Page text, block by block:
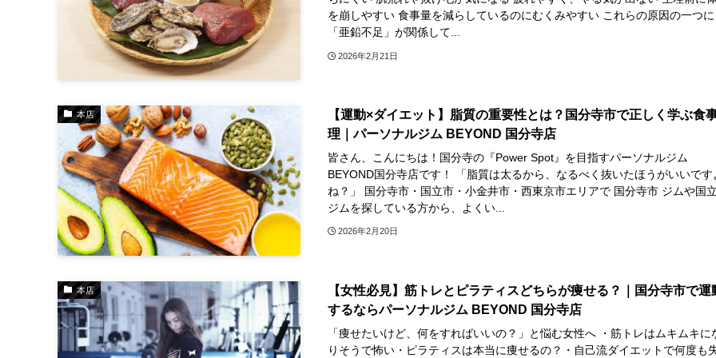
を崩しやすい 食事量を減らしているのにむくみやすい これらの原因の一つに
「亜鉛不足」が関係して...
2026年2月21日
本店
【運動×ダイエット】脂質の重要性とは？国分寺市で正しく学ぶ食
理｜パーソナルジム BEYOND 国分寺店
皆さん、こんにちは！国分寺の『Power Spot』を目指すパーソナルジム
BEYOND国分寺店です！ 「脂質は太るから、なるべく抜いたほうがいいです
ね？」 国分寺市・国立市・小金井市・西東京市エリアで 国分寺市 ジムや国
ジムを探している方から、よくい...
2026年2月20日
本店
【女性必見】筋トレとピラティスどちらが痩せる？｜国分寺市で運
するならパーソナルジム BEYOND 国分寺店
「痩せたいけど、何をすればいいの？」と悩む女性へ ・筋トレはムキムキに
りそうで怖い・ピラティスは本当に痩せるの？・自己流ダイエットで何度も